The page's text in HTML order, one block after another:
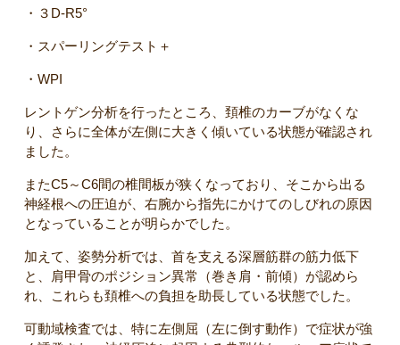
・３D-R5°
・スパーリングテスト＋
・WPI
レントゲン分析を行ったところ、頚椎のカーブがなくな
り、さらに全体が左側に大きく傾いている状態が確認され
ました。
またC5～C6間の椎間板が狭くなっており、そこから出る
神経根への圧迫が、右腕から指先にかけてのしびれの原因
となっていることが明らかでした。
加えて、姿勢分析では、首を支える深層筋群の筋力低下
と、肩甲骨のポジション異常（巻き肩・前傾）が認めら
れ、これらも頚椎への負担を助長している状態でした。
可動域検査では、特に左側屈（左に倒す動作）で症状が強